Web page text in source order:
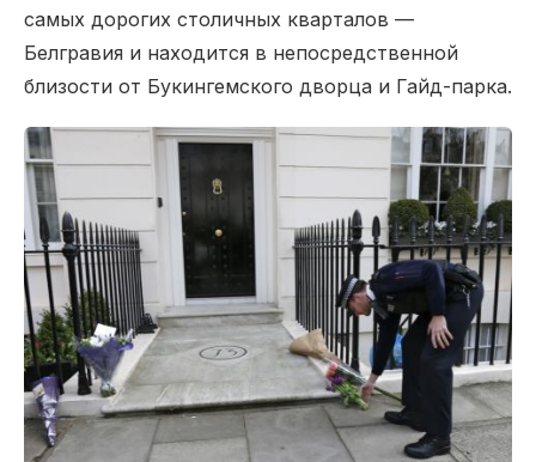
самых дорогих столичных кварталов —
Белгравия и находится в непосредственной
близости от Букингемского дворца и Гайд-парка.